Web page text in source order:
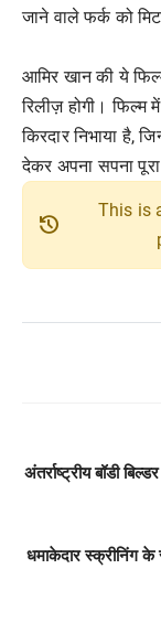
जाने वाले फर्क को
आमिर खान की ये
रिलीज़ होगी। फिल्म
किरदार निभाया है,
देकर अपना सपना
history
This is
अंतर्राष्ट्रीय बॉडी
धमाकेदार स्क्रीनिंग के